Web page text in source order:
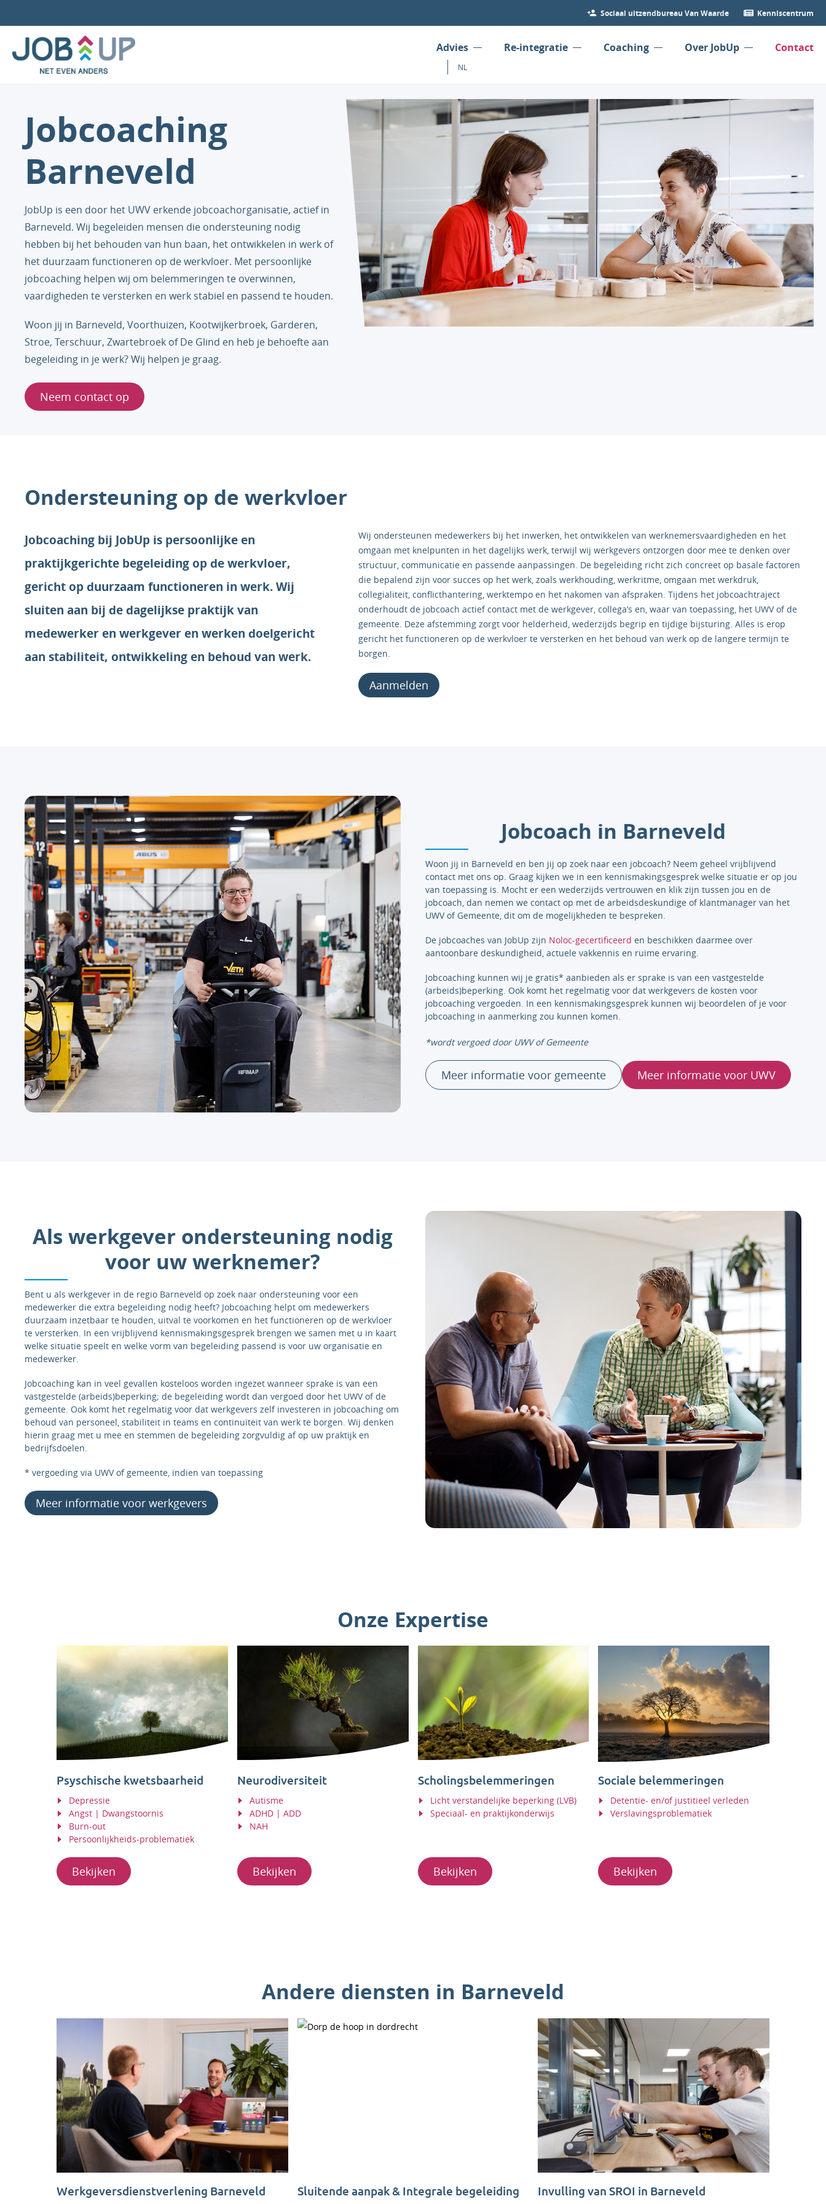
Sociaal uitzendbureau Van Waarde Kenniscentrum
Advies Re-integratie Coaching Over JobUp Contact
NL
Jobcoaching
Barneveld
JobUp is een door het UWV erkende jobcoachorganisatie, actief in
Barneveld. Wij begeleiden mensen die ondersteuning nodig
hebben bij het behouden van hun baan, het ontwikkelen in werk of
het duurzaam functioneren op de werkvloer. Met persoonlijke
jobcoaching helpen wij om belemmeringen te overwinnen,
vaardigheden te versterken en werk stabiel en passend te houden.
Woon jij in Barneveld, Voorthuizen, Kootwijkerbroek, Garderen,
Stroe, Terschuur, Zwartebroek of De Glind en heb je behoefte aan
begeleiding in je werk? Wij helpen je graag.
Neem contact op
Ondersteuning op de werkvloer
Jobcoaching bij JobUp is persoonlijke en
praktijkgerichte begeleiding op de werkvloer,
gericht op duurzaam functioneren in werk. Wij
sluiten aan bij de dagelijkse praktijk van
medewerker en werkgever en werken doelgericht
aan stabiliteit, ontwikkeling en behoud van werk.
Wij ondersteunen medewerkers bij het inwerken, het ontwikkelen van werknemersvaardigheden en het
omgaan met knelpunten in het dagelijks werk, terwijl wij werkgevers ontzorgen door mee te denken over
structuur, communicatie en passende aanpassingen. De begeleiding richt zich concreet op basale factoren
die bepalend zijn voor succes op het werk, zoals werkhouding, werkritme, omgaan met werkdruk,
collegialiteit, conflicthantering, werktempo en het nakomen van afspraken. Tijdens het jobcoachtraject
onderhoudt de jobcoach actief contact met de werkgever, collega’s en, waar van toepassing, het UWV of de
gemeente. Deze afstemming zorgt voor helderheid, wederzijds begrip en tijdige bijsturing. Alles is erop
gericht het functioneren op de werkvloer te versterken en het behoud van werk op de langere termijn te
borgen.
Aanmelden
Jobcoach in Barneveld
Woon jij in Barneveld en ben jij op zoek naar een jobcoach? Neem geheel vrijblijvend
contact met ons op. Graag kijken we in een kennismakingsgesprek welke situatie er op jou
van toepassing is. Mocht er een wederzijds vertrouwen en klik zijn tussen jou en de
jobcoach, dan nemen we contact op met de arbeidsdeskundige of klantmanager van het
UWV of Gemeente, dit om de mogelijkheden te bespreken.
De jobcoaches van JobUp zijn Noloc-gecertificeerd en beschikken daarmee over
aantoonbare deskundigheid, actuele vakkennis en ruime ervaring.
Jobcoaching kunnen wij je gratis* aanbieden als er sprake is van een vastgestelde
(arbeids)beperking. Ook komt het regelmatig voor dat werkgevers de kosten voor
jobcoaching vergoeden. In een kennismakingsgesprek kunnen wij beoordelen of je voor
jobcoaching in aanmerking zou kunnen komen.
*wordt vergoed door UWV of Gemeente
Meer informatie voor gemeente Meer informatie voor UWV
Als werkgever ondersteuning nodig
voor uw werknemer?
Bent u als werkgever in de regio Barneveld op zoek naar ondersteuning voor een
medewerker die extra begeleiding nodig heeft? Jobcoaching helpt om medewerkers
duurzaam inzetbaar te houden, uitval te voorkomen en het functioneren op de werkvloer
te versterken. In een vrijblijvend kennismakingsgesprek brengen we samen met u in kaart
welke situatie speelt en welke vorm van begeleiding passend is voor uw organisatie en
medewerker.
Jobcoaching kan in veel gevallen kosteloos worden ingezet wanneer sprake is van een
vastgestelde (arbeids)beperking; de begeleiding wordt dan vergoed door het UWV of de
gemeente. Ook komt het regelmatig voor dat werkgevers zelf investeren in jobcoaching om
behoud van personeel, stabiliteit in teams en continuïteit van werk te borgen. Wij denken
hierin graag met u mee en stemmen de begeleiding zorgvuldig af op uw praktijk en
bedrijfsdoelen.
* vergoeding via UWV of gemeente, indien van toepassing
Meer informatie voor werkgevers
Onze Expertise
Psyschische kwetsbaarheid
Depressie
Angst | Dwangstoornis
Burn-out
Persoonlijkheids-problematiek
Bekijken
Neurodiversiteit
Autisme
ADHD | ADD
NAH
Bekijken
Scholingsbelemmeringen
Licht verstandelijke beperking (LVB)
Speciaal- en praktijkonderwijs
Bekijken
Sociale belemmeringen
Detentie- en/of justitieel verleden
Verslavingsproblematiek
Bekijken
Andere diensten in Barneveld
Werkgeversdienstverlening Barneveld Sluitende aanpak & Integrale begeleiding Invulling van SROI in Barneveld